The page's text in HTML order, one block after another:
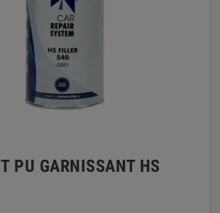
PU GARNISSANT HS